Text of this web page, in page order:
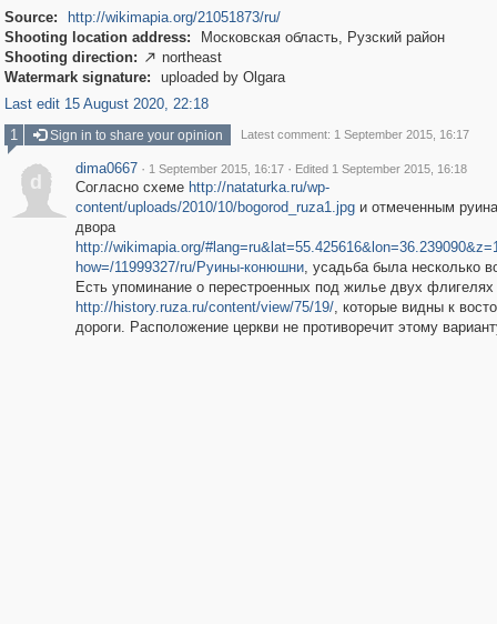
Source:
http://wikimapia.org/21051873/ru/
Shooting location address:
Московская область, Рузский район
Shooting direction:  northeast
Watermark signature:
uploaded by Olgara
Last edit 15 August 2020, 22:18
1
Sign in to share your opinion Latest comment: 1 September 2015, 16:17
d
dima0667 · 1 September 2015, 16:17 · Edited 1 September 2015, 16:18
Согласно схеме http://nataturka.ru/wp-
content/uploads/2010/10/bogorod_ruza1.jpgи отмеченным
двора
http://wikimapia.org/
how=/11999327/ru/Руины-конюшни, усадьба была несколько
Есть упоминание о перестроенных под жилье двух флигелях
http://history.ruza.ru/content/view/75/19/, которые видны к
дороги. Расположение церкви не противоречит этому